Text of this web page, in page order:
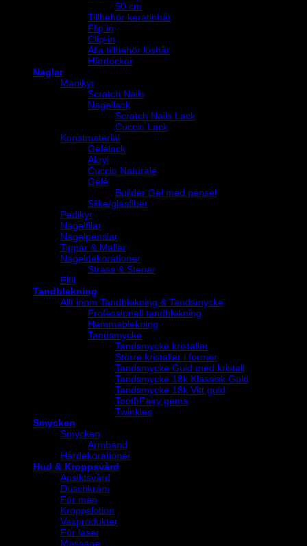
50 cm
Tillbehör keratinhår
Flip in
Clip-in
Alla tillbehör löshår
Hårdockor
Naglar
Manikyr
Scratch Nails
Nagellack
Scratch Nails Lack
Cuccio Lack
Konstmaterial
Gelélack
Akryl
Cuccio Naturale
Gelé
Builder Gel med pensel
Silke/glasfiber
Pedikyr
Nagelfilar
Nagelpenslar
Tippar & Mallar
Nageldekorationer
Strass & Stenar
Elfil
Tandblekning
Allt inom Tandblekning & Tandsmycke
Professionell tandblekning
Hemmablekning
Tandsmycke
Tandsmycke kristaller
Större kristaller i former
Tandsmycke Guld med kristall
Tandsmycke 18k Klassisk Guld
Tandsmycke 18k Vitt guld
ToothFairy gems
Twinkles
Smycken
Smycken
Armband
Hårdekorationer
Hud & Kroppsvård
Ansiktsvård
Duschkräm
För män
Kroppslotion
Vaxprodukter
För laser
Massage